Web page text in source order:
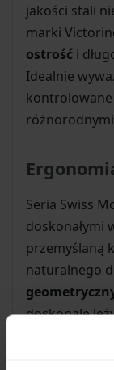
jakości stali
marki
ostrość i
Idealnie
kontrolowane
Seria Swiss
doskonałymi
przemyślaną
naturalnego
doskonale
elegancji i